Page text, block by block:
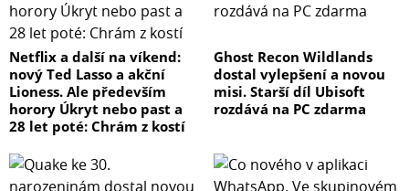
Netflix a další na víkend:
nový Ted Lasso a akční
Lioness. Ale především
horory Úkryt nebo past a
28 let poté: Chrám z kostí
Ghost Recon Wildlands
dostal vylepšení a novou
misi. Starší díl Ubisoft
rozdává na PC zdarma